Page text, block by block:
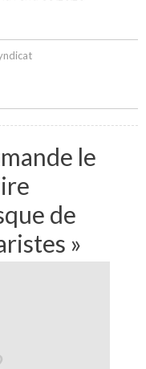
le
de
»